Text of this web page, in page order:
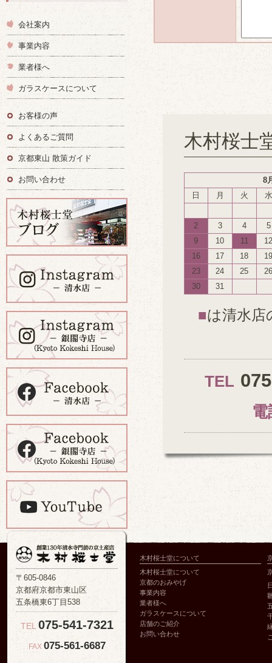
木村桜士
8
日
月 火 水
2 3 4
5
9
10 11
12
16
17 18
19
23
24 25
26
30
31
■は清水店
TEL
電
会社案内
事業内容
業者様へ
ガラスケースについて
お客様の声
よくあるご質問
京都東山 散策ガイド
お問い合わせ
〒605-0846
京都府京都市東山区
五条橋東6丁目538
TEL 075-541-7321
FAX 075-561-6687
木村桜士堂について
木村桜士堂について
京都のおみやげ
事業内容
業者様へ
ガラスケースについて
店舗のご紹介
お問い合わせ